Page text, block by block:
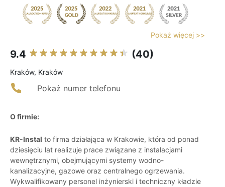
Pokaż więcej >>
9.4 (40)
Kraków, Kraków
Pokaż numer telefonu
O firmie:
KR-Instal to firma działająca w Krakowie, która od ponad
dziesięciu lat realizuje prace związane z instalacjami
wewnętrznymi, obejmującymi systemy wodno-
kanalizacyjne, gazowe oraz centralnego ogrzewania.
Wykwalifikowany personel inżynierski i techniczny kładzie